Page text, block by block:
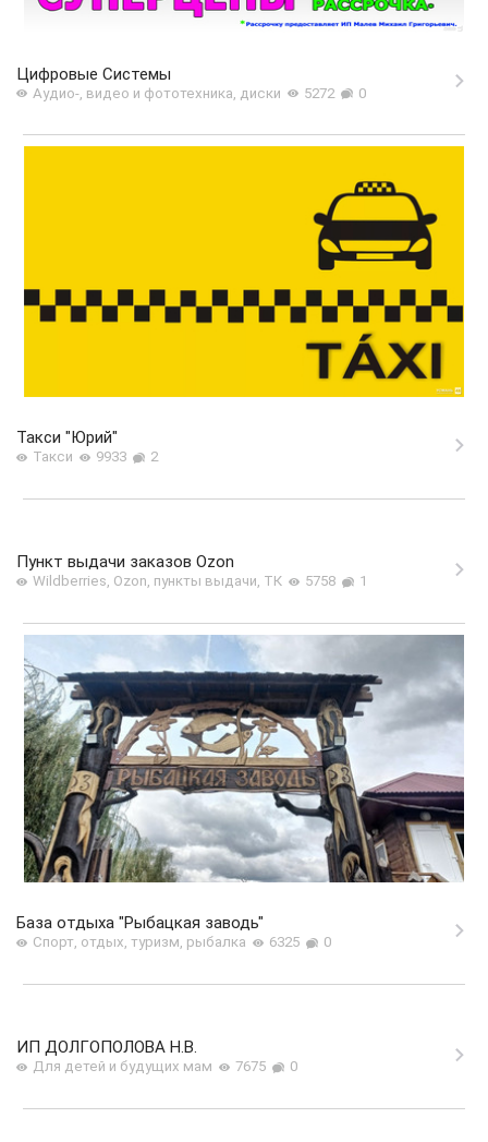
Цифровые Системы
Аудио-, видео и фототехника, диски 5272 0
Такси "Юрий"
Такси 9933 2
Пункт выдачи заказов Ozon
Wildberries, Ozon, пункты выдачи, ТК 5758 1
База отдыха "Рыбацкая заводь"
Спорт, отдых, туризм, рыбалка 6325 0
ИП ДОЛГОПОЛОВА Н.В.
Для детей и будущих мам 7675 0